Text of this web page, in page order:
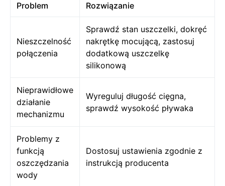
Problem Rozwiązanie
Nieszczelność
połączenia
Sprawdź stan uszczelki, dokręć
nakrętkę mocującą, zastosuj
dodatkową uszczelkę
silikonową
Nieprawidłowe
działanie
mechanizmu
Wyreguluj długość cięgna,
sprawdź wysokość pływaka
Problemy z
funkcją
oszczędzania
wody
Dostosuj ustawienia zgodnie z
instrukcją producenta